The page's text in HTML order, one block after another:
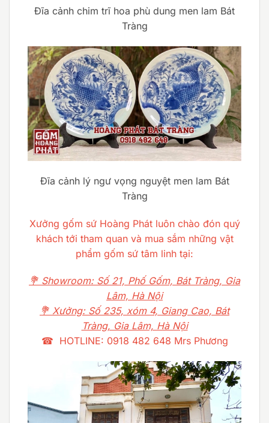
Đĩa cảnh chim trĩ hoa phù dung men lam Bát
Tràng
Đĩa cảnh lý ngư vọng nguyệt men lam Bát
Tràng
Xưởng gốm sứ Hoàng Phát luôn chào đón quý
khách tới tham quan và mua sắm những vật
phẩm gốm sứ tâm linh tại:
💐 Showroom: Số 21, Phố Gốm, Bát Tràng, Gia
Lâm, Hà Nội
💐 Xưởng: Số 235, xóm 4, Giang Cao, Bát
Tràng, Gia Lâm, Hà Nội
☎ HOTLINE: 0918 482 648 Mrs Phương